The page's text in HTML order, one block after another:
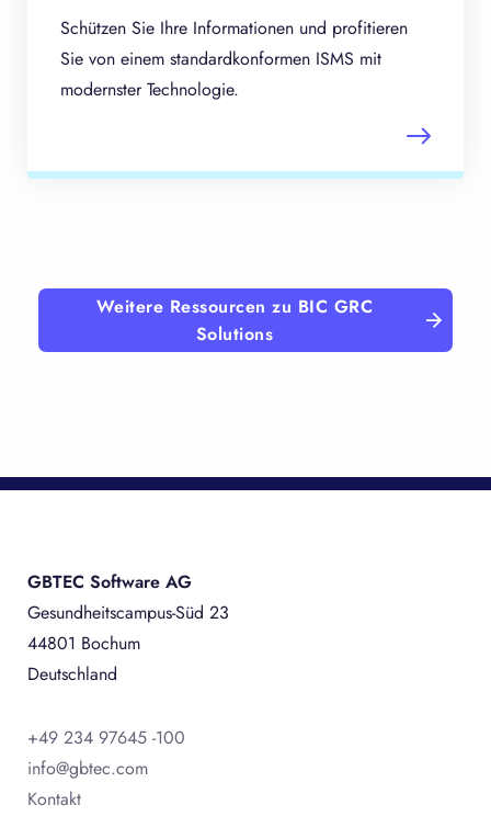
Schützen Sie Ihre Informationen und profitieren
Sie von einem standardkonformen ISMS mit
modernster Technologie.
Weitere Ressourcen zu BIC GRC
Solutions
GBTEC Software AG
Gesundheitscampus-Süd 23
44801 Bochum
Deutschland
+49 234 97645 -100
info@gbtec.com
Kontakt